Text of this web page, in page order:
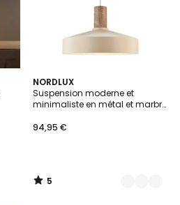
NORDLUX
Suspension moderne et
minimaliste en métal et marbre,
94,95 €
5
/
5
2
Couleurs
5
/